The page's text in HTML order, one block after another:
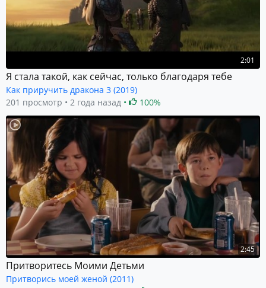
2:01
Я стала такой, как сейчас, только благодаря тебе
Как приручить дракона 3 (2019)
201 просмотр
2 года назад 100%
2:45
Притворитесь Моими Детьми
Притворись моей женой (2011)